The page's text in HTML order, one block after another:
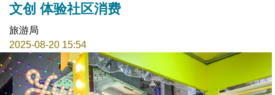
文创 体验社区消费
旅游局
2025-08-20 15:54